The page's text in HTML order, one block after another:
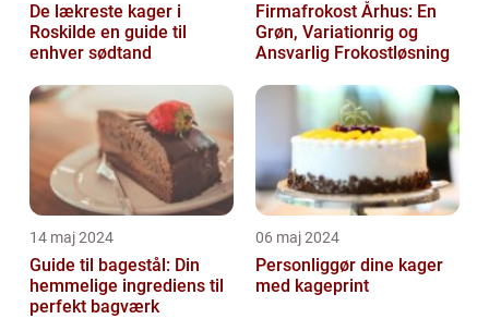
De lækreste kager i
Roskilde en guide til
enhver sødtand
Firmafrokost Århus: En
Grøn, Variationrig og
Ansvarlig Frokostløsning
14 maj 2024
Guide til bagestål: Din
hemmelige ingrediens til
perfekt bagværk
06 maj 2024
Personliggør dine kager
med kageprint